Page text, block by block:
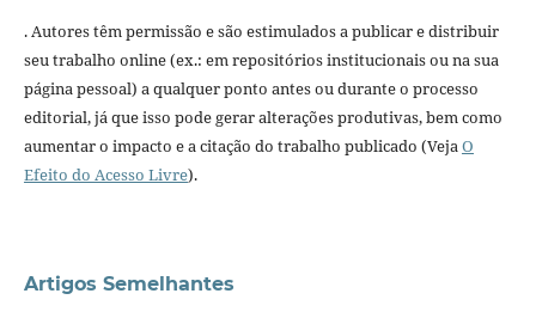
. Autores têm permissão e são estimulados a publicar e distribuir
seu trabalho online (ex.: em repositórios institucionais ou na sua
página pessoal) a qualquer ponto antes ou durante o processo
editorial, já que isso pode gerar alterações produtivas, bem como
aumentar o impacto e a citação do trabalho publicado (VejaO
Efeito do Acesso Livre).
Artigos Semelhantes